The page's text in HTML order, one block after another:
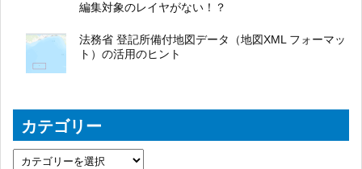
編集対象のレイヤがない！？
法務省 登記所備付地図データ（地図XML フォーマッ
ト）の活用のヒント
カテゴリー